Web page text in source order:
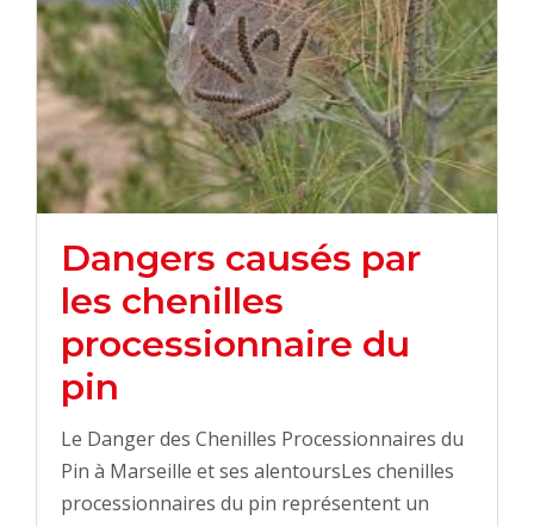
Dangers causés par
les chenilles
processionnaire du
pin
Le Danger des Chenilles Processionnaires du
Pin à Marseille et ses alentoursLes chenilles
processionnaires du pin représentent un